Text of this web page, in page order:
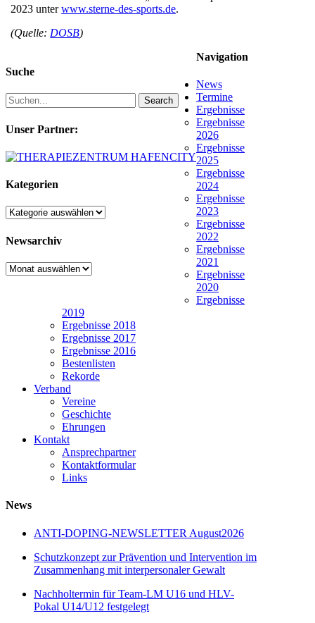
2023 unterwww.sterne-des-sports.de.
(Quelle: DOSB)
Suche
Search
Unser Partner:
Kategorien
Kategorien
Newsarchiv
Newsarchiv
Navigation
News
Termine
Ergebnisse
Ergebnisse
2026
Ergebnisse
2025
Ergebnisse
2024
Ergebnisse
2023
Ergebnisse
2022
Ergebnisse
2021
Ergebnisse
2020
Ergebnisse
2019
Ergebnisse 2018
Ergebnisse 2017
Ergebnisse 2016
Bestenlisten
Rekorde
Verband
Vereine
Geschichte
Ehrungen
Kontakt
Ansprechpartner
Kontaktformular
Links
News
ANTI-DOPING-NEWSLETTER August2026
Schutzkonzept zur Prävention und Intervention im
Zusammenhang mit interpersonaler Gewalt
Nachholtermin für Team-LM U16 und HLV-
Pokal U14/U12 festgelegt